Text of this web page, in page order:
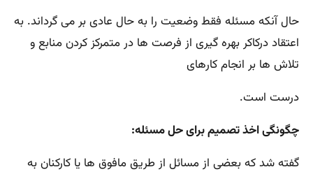
حال آنکه مسئله فقط وضعیت را به حال عادی بر می گرداند. به
اعتقاد درکاکر بهره گیری از فرصت ها در متمرکز کردن منابع و
تلاش ها بر انجام کارهای
درست است.
چگونگی اخذ تصمیم برای حل مسئله:
گفته شد که بعضی از مسائل از طریق مافوق ها یا کارکنان به